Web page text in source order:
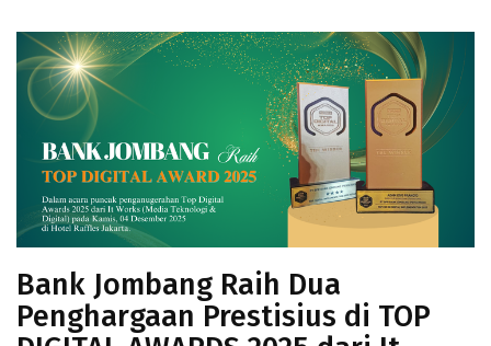
Bank Jombang Raih Dua
Penghargaan Prestisius di TOP